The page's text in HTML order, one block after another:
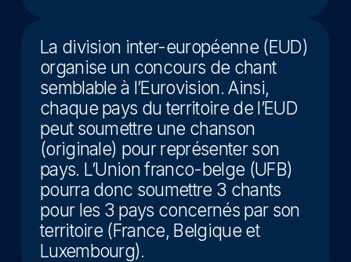
La division inter-européenne (EUD)
organise un concours de chant
semblable à l’Eurovision. Ainsi,
chaque pays du territoire de l’EUD
peut soumettre une chanson
(originale) pour représenter son
pays. L’Union franco-belge (UFB)
pourra donc soumettre 3 chants
pour les 3 pays concernés par son
territoire (France, Belgique et
Luxembourg).